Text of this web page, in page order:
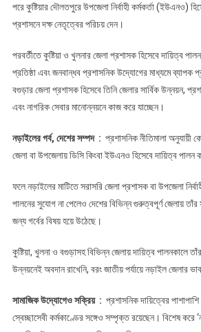
পরে কুষ্টিয়ার দৌলতপুরে উপজেলা নির্বাহী কর্মকর্তা (ইউএনও)
প্রশাসনে দক্ষ নেতৃত্বের পরিচয় দেন।
পরবর্তীতে কুষ্টিয়া ও খুলনার জেলা প্রশাসক হিসেবে দায়িত্ব
প্রতিষ্ঠা এবং জনবান্ধব প্রশাসনিক উদ্যোগের মাধ্যমে ব্যাপক
বগুড়ার জেলা প্রশাসক হিসেবে তিনি জেলার সার্বিক উন্নয়ন,
এবং নাগরিক সেবার মানোন্নয়নে কাজ করে যাচ্ছেন।
নড়াইলের গর্ব, দেশের সম্পদ : প্রশাসনিক নীতিমালা অনুযায়ী
জেলা বা উপজেলায় ডিসি কিংবা ইউএনও হিসেবে দায়িত্ব পালন
ফলে নড়াইলের মাটিতে সরাসরি জেলা প্রশাসক বা উপজেলা
পালনের সুযোগ না পেলেও দেশের বিভিন্ন গুরুত্বপূর্ণ জেলায় তাঁর
জন্য গর্বের বিষয় হয়ে উঠেছে।
কুষ্টিয়া, খুলনা ও বগুড়াসহ বিভিন্ন জেলায় দায়িত্ব পালনকালে
উন্নয়নেই অবদান রাখেনি, বরং জাতীয় পর্যায়ে নড়াইল জেলার
সামাজিক উদ্যোগেও সক্রিয় : প্রশাসনিক দায়িত্বের
স্বেচ্ছাসেবী কর্মকাণ্ডের সঙ্গেও সম্পৃক্ত রয়েছেন। বিশেষ করে